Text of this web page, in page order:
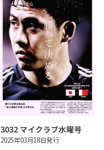
3032 マイクラブ水曜号
2025年03月18日発行